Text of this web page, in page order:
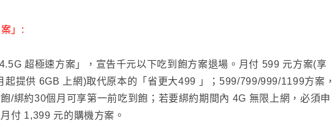
」:
超極速方案」，宣告千元以下吃到飽方案退場 。 月付 599 元方案(享
起提供 6GB 上網)取代原本的 「省更大499 」 ；599/799/999/1199方案 ，
/綁約30個月可享第一前吃到飽 ； 若要綁約期間內 4G 無限上網，必須申
付 1,399 元的購機方案。